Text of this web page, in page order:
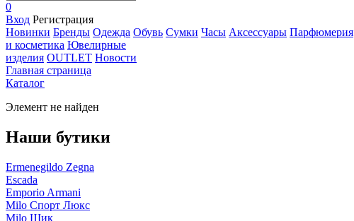
0
Вход Регистрация
Новинки Бренды Одежда Обувь Сумки Часы Аксессуары Парфюмерия
и косметика Ювелирные
изделия OUTLET Новости
Главная страница
Каталог
Элемент не найден
Наши бутики
Ermenegildo Zegna
Escada
Emporio Armani
Milo Спорт Люкс
Milo Шик